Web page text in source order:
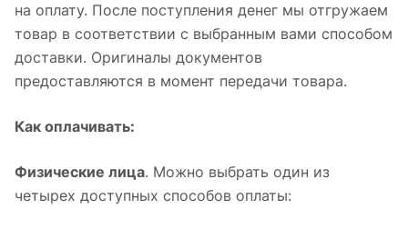
на оплату. После поступления денег мы отгружаем
товар в соответствии с выбранным вами способом
доставки. Оригиналы документов
предоставляются в момент передачи товара.
Как оплачивать:
Физические лица. Можно выбрать один из
четырех доступных способов оплаты: